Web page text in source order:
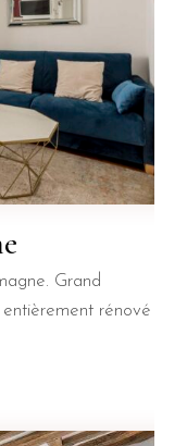
Grand
rénové